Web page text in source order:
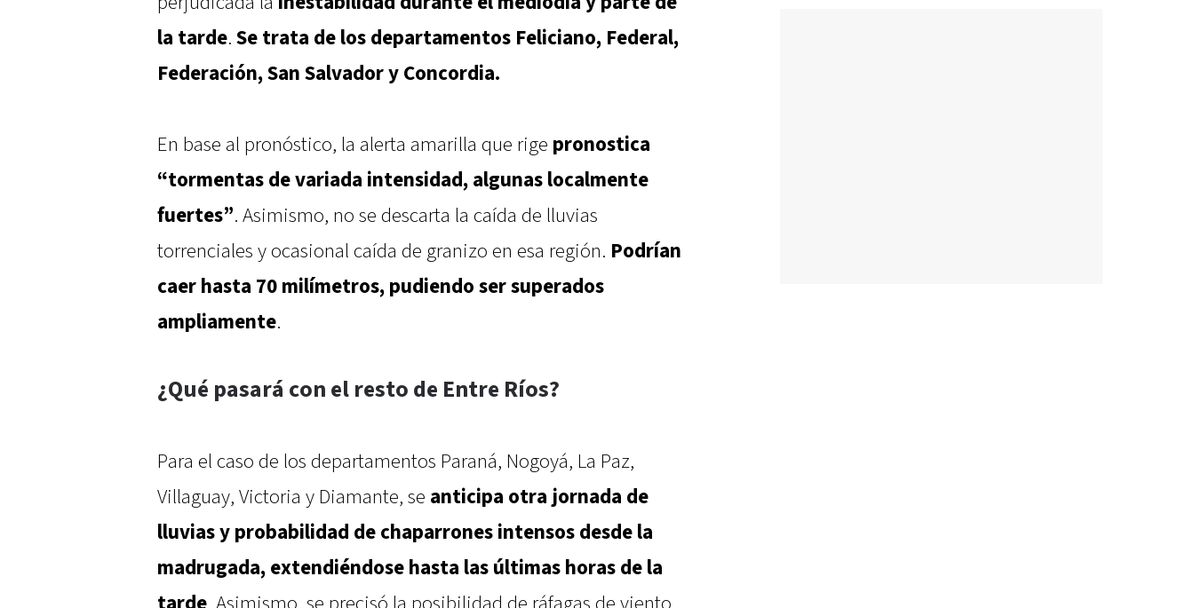
la tarde. Se trata de los departamentos Feliciano, Federal,
Federación, San Salvador y Concordia.
En base al pronóstico, la alerta amarilla que rige pronostica
“tormentas de variada intensidad, algunas localmente
fuertes”. Asimismo, no se descarta la caída de lluvias
torrenciales y ocasional caída de granizo en esa región. Podrían
caer hasta 70 milímetros, pudiendo ser superados
ampliamente.
¿Qué pasará con el resto de Entre Ríos?
Para el caso de los departamentos Paraná, Nogoyá, La Paz,
Villaguay, Victoria y Diamante, se anticipa otra jornada de
lluvias y probabilidad de chaparrones intensos desde la
madrugada, extendiéndose hasta las últimas horas de la